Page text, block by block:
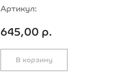
Артикул:
645,00 р.
В корзину